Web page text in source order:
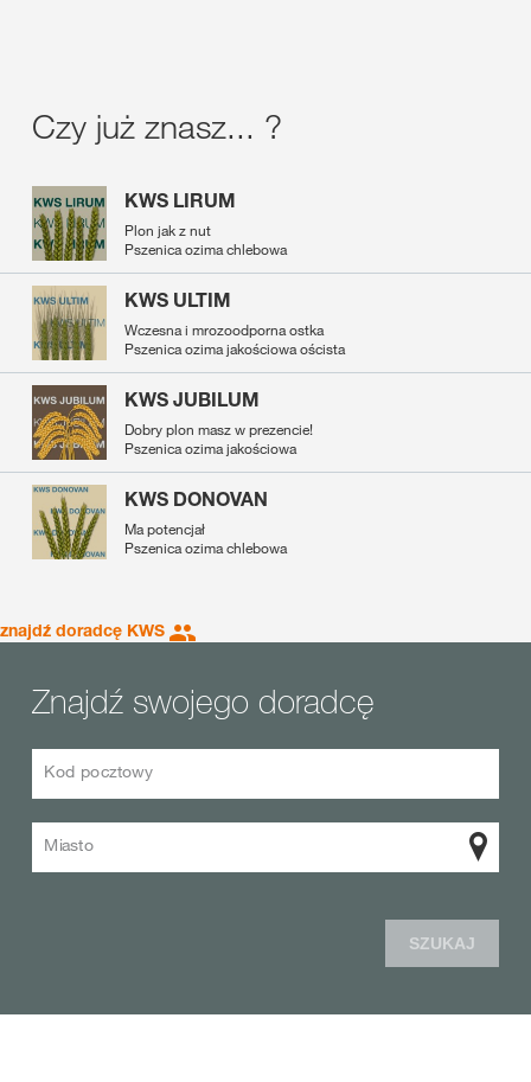
Czy już znasz... ?
KWS LIRUM
Plon jak z nut
Pszenica ozima chlebowa
KWS ULTIM
Wczesna i mrozoodporna ostka
Pszenica ozima jakościowa oścista
KWS JUBILUM
Dobry plon masz w prezencie!
Pszenica ozima jakościowa
KWS DONOVAN
Ma potencjał
Pszenica ozima chlebowa
znajdź doradcę KWS
Znajdź swojego doradcę
Kod pocztowy
Miasto
SZUKAJ